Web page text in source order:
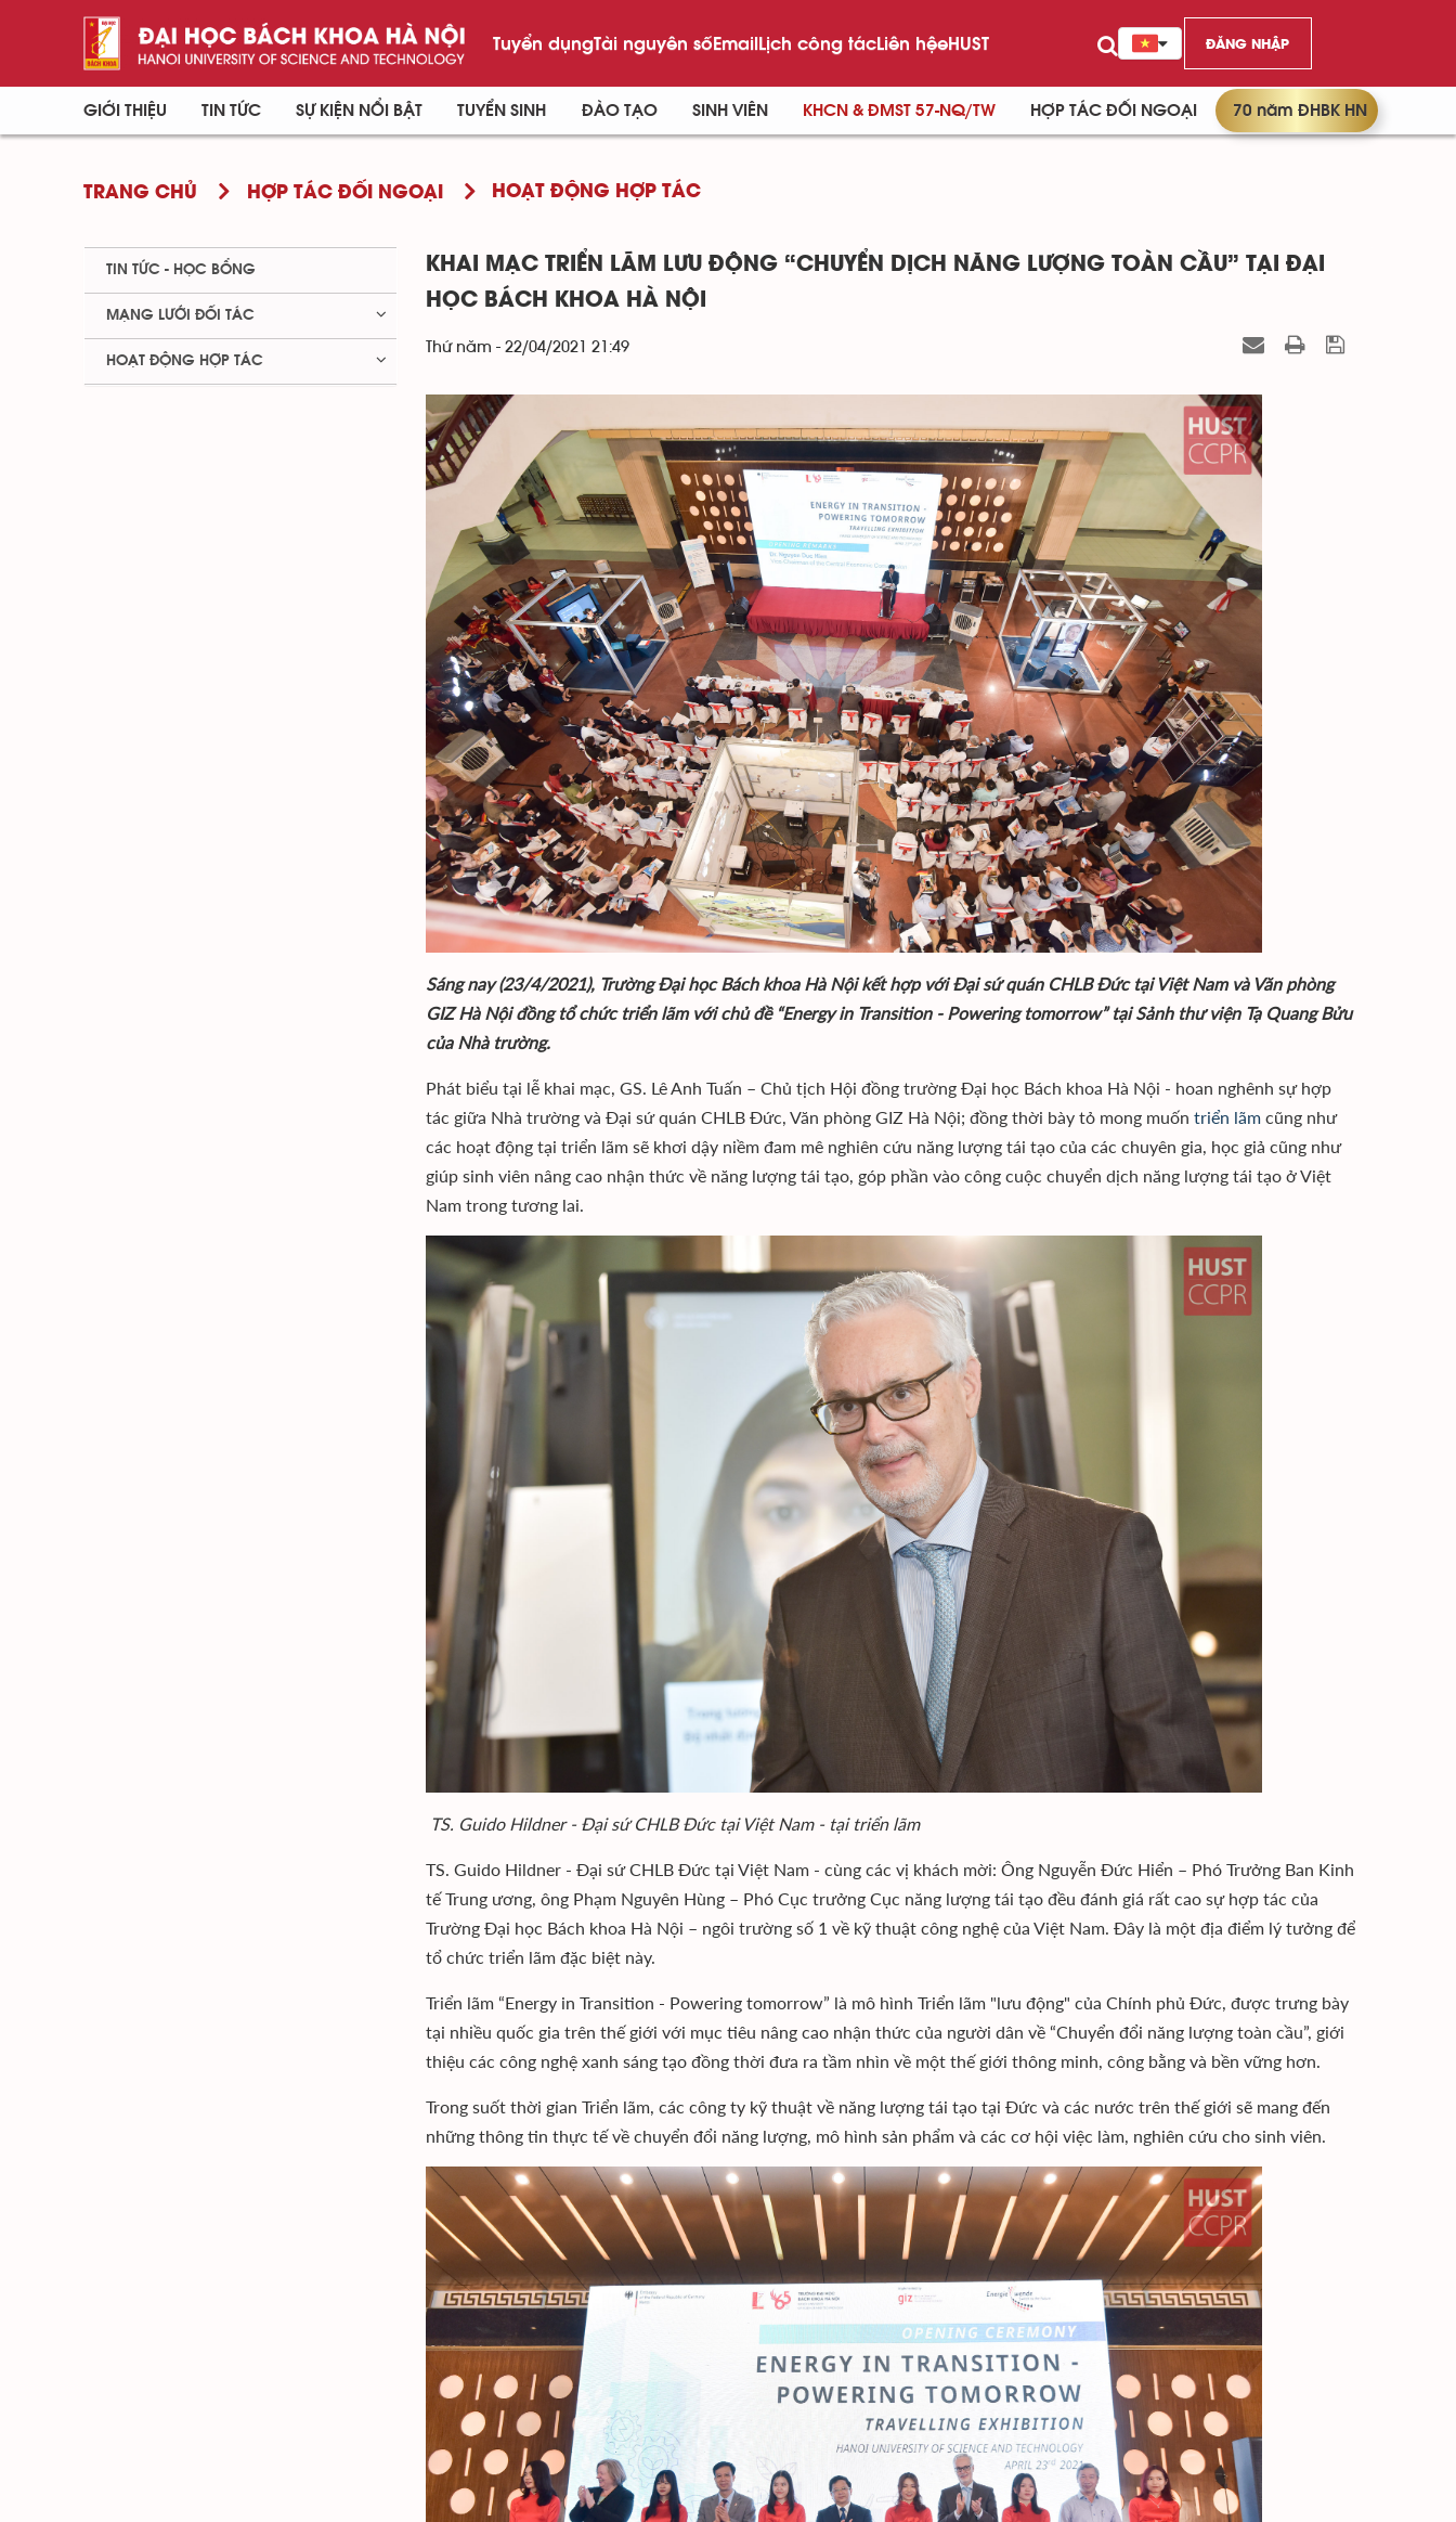
Tuyển dụngTài nguyên sốEmailLịch công tácLiên hệeHUST ĐĂNG NHẬP
GIỚI THIỆU TIN TỨC SỰ KIỆN NỔI BẬT TUYỂN SINH ĐÀO TẠO SINH VIÊN KHCN & ĐMST 57-NQ/TW HỢP TÁC ĐỐI NGOẠI 70 năm ĐHBK HN
TRANG CHỦ HỢP TÁC ĐỐI NGOẠI HOẠT ĐỘNG HỢP TÁC
KHAI MẠC TRIỂN LÃM LƯU ĐỘNG “CHUYỂN DỊCH NĂNG LƯỢNG TOÀN CẦU” TẠI ĐẠI
HỌC BÁCH KHOA HÀ NỘI
Thứ năm - 22/04/2021 21:49
Sáng nay (23/4/2021), Trường Đại học Bách khoa Hà Nội kết hợp với Đại sứ quán CHLB Đức tại Việt Nam và Văn phòng
GIZ Hà Nội đồng tổ chức triển lãm với chủ đề “Energy in Transition - Powering tomorrow” tại Sảnh thư viện Tạ Quang Bửu
của Nhà trường.
Phát biểu tại lễ khai mạc, GS. Lê Anh Tuấn – Chủ tịch Hội đồng trường Đại học Bách khoa Hà Nội - hoan nghênh sự hợp
tác giữa Nhà trường và Đại sứ quán CHLB Đức, Văn phòng GIZ Hà Nội; đồng thời bày tỏ mong muốn triển lãm cũng như
các hoạt động tại triển lãm sẽ khơi dậy niềm đam mê nghiên cứu năng lượng tái tạo của các chuyên gia, học giả cũng như
giúp sinh viên nâng cao nhận thức về năng lượng tái tạo, góp phần vào công cuộc chuyển dịch năng lượng tái tạo ở Việt
Nam trong tương lai.
TS. Guido Hildner - Đại sứ CHLB Đức tại Việt Nam - tại triển lãm
TS. Guido Hildner - Đại sứ CHLB Đức tại Việt Nam - cùng các vị khách mời: Ông Nguyễn Đức Hiển – Phó Trưởng Ban Kinh
tế Trung ương, ông Phạm Nguyên Hùng – Phó Cục trưởng Cục năng lượng tái tạo đều đánh giá rất cao sự hợp tác của
Trường Đại học Bách khoa Hà Nội – ngôi trường số 1 về kỹ thuật công nghệ của Việt Nam. Đây là một địa điểm lý tưởng để
tổ chức triển lãm đặc biệt này.
Triển lãm “Energy in Transition - Powering tomorrow” là mô hình Triển lãm "lưu động" của Chính phủ Đức, được trưng bày
tại nhiều quốc gia trên thế giới với mục tiêu nâng cao nhận thức của người dân về “Chuyển đổi năng lượng toàn cầu”, giới
thiệu các công nghệ xanh sáng tạo đồng thời đưa ra tầm nhìn về một thế giới thông minh, công bằng và bền vững hơn.
Trong suốt thời gian Triển lãm, các công ty kỹ thuật về năng lượng tái tạo tại Đức và các nước trên thế giới sẽ mang đến
những thông tin thực tế về chuyển đổi năng lượng, mô hình sản phẩm và các cơ hội việc làm, nghiên cứu cho sinh viên.
TIN TỨC - HỌC BỔNG
MẠNG LƯỚI ĐỐI TÁC
HOẠT ĐỘNG HỢP TÁC